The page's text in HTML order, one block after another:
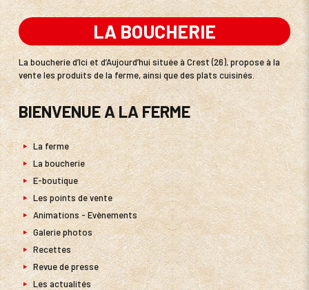
LA BOUCHERIE
La boucherie d’Ici et d’Aujourd’hui située à Crest (26), propose à la
vente les produits de la ferme, ainsi que des plats cuisinés.
BIENVENUE A LA FERME
La ferme
La boucherie
E-boutique
Les points de vente
Animations - Evènements
Galerie photos
Recettes
Revue de presse
Les actualités